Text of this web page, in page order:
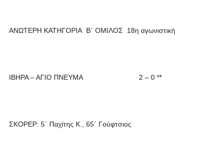
ΑΝΩΤΕΡΗ ΚΑΤΗΓΟΡΙΑ Β΄ ΟΜΙΛΟΣ 18η αγωνιστική
ΙΒΗΡΑ – ΑΓΙΟ ΠΝΕΥΜΑ 2 – 0 **
ΣΚΟΡΕΡ: 5΄ Παχίτης Κ., 65΄ Γούφτσιος